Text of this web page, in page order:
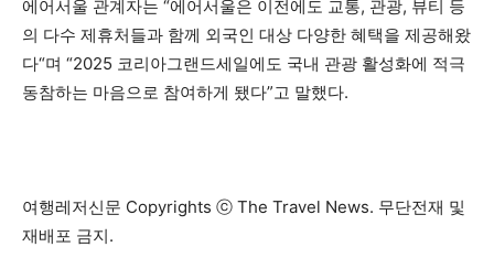
에어서울 관계자는 “에어서울은 이전에도 교통, 관광, 뷰티 등
의 다수 제휴처들과 함께 외국인 대상 다양한 혜택을 제공해왔
다“며 “2025 코리아그랜드세일에도 국내 관광 활성화에 적극
동참하는 마음으로 참여하게 됐다”고 말했다.
여행레저신문 Copyrights ⓒ The Travel News. 무단전재 및
재배포 금지.